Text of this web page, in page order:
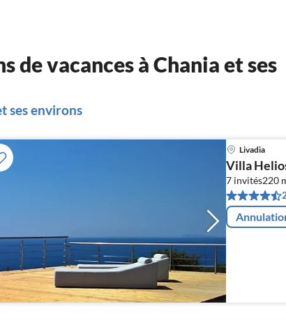
de vacances à Chania et ses
ses environs
Livadia
Villa
7 invités220